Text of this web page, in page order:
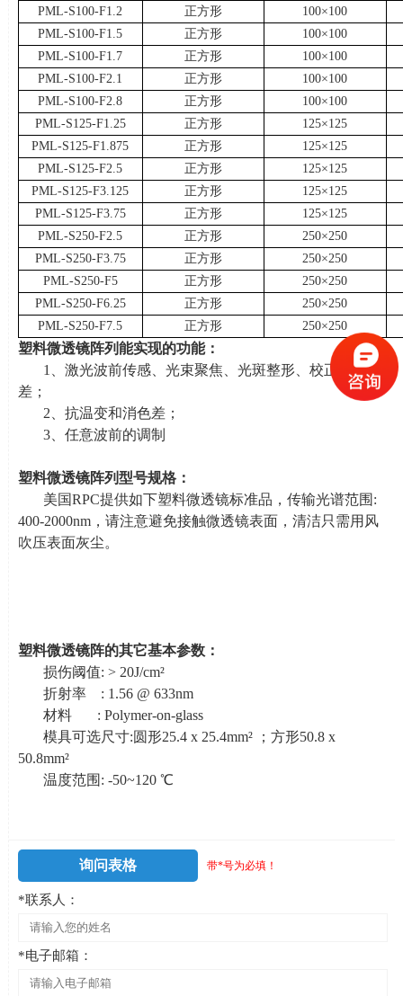
PML-S100-F1.2 正方形
100×100
PML-S100-F1.5
正方形
100×100
PML-S100-F1.7
正方形
100×100
PML-S100-F2.1
正方形
100×100
PML-S100-F2.8
正方形
100×100
PML-S125-F1.25
正方形
125×125
PML-S125-F1.875
正方形
125×125
PML-S125-F2.5
正方形
125×125
PML-S125-F3.125
正方形
125×125
PML-S125-F3.75
正方形
125×125
PML-S250-F2.5
正方形
250×250
PML-S250-F3.75
正方形
250×250
PML-S250-F5
正方形
250×250
PML-S250-F6.25
正方形
250×250
PML-S250-F7.5
正方形 250×250
塑料微透镜阵列能实现的功能：
1、激光波前传感、光束聚焦、光斑整形、校正高阶像
差；
2、抗温变和消色差；
3、任意波前的调制
塑料微透镜阵列型号规格：
美国RPC提供如下塑料微透镜标准品，传输光谱范围 :
400-2000nm，请注意避免接触微透镜表面，清洁只需用风
吹压表面灰尘。
塑料微透镜阵的其它基本参数：
损伤阈值: > 20J/cm²
折射率: 1.56 @ 633nm
材料: Polymer-on-glass
模具可选尺寸:圆形25.4 x 25.4mm² ；方形50.8 x
50.8mm²
温度范围 : -50~120 ℃
询问表格 带*号为必填！
*联系人：
*电子邮箱：